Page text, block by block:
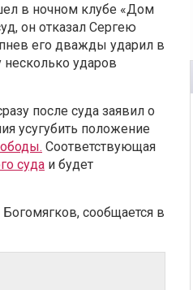
в ночном клубе «Дом
он отказал Сергею
его дважды ударил в
ударов
после суда заявил о
усугубить положение
Соответствующая
суда и будет
Богомягков, сообщается в